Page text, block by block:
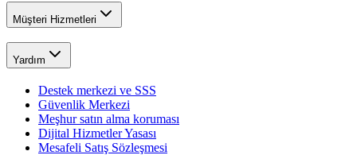
Müşteri Hizmetleri
Yardım
Destek merkezi ve SSS
Güvenlik Merkezi
Meşhur satın alma koruması
Dijital Hizmetler Yasası
Mesafeli Satış Sözleşmesi